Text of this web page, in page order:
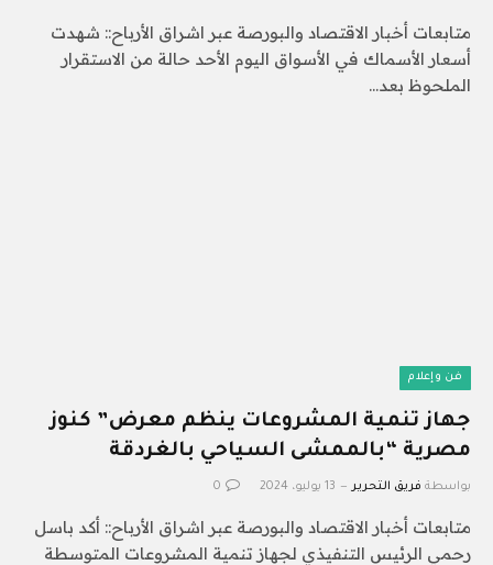
متابعات أخبار الاقتصاد والبورصة عبر اشراق الأرباح:: شهدت
أسعار الأسماك في الأسواق اليوم الأحد حالة من الاستقرار
الملحوظ بعد…
فن وإعلام
جهاز تنمية المشروعات ينظم معرض” كنوز
مصرية “بالممشى السياحي بالغردقة
بواسطة فريق التحرير 13 يوليو، 2024 0
متابعات أخبار الاقتصاد والبورصة عبر اشراق الأرباح:: أكد باسل
رحمي الرئيس التنفيذي لجهاز تنمية المشروعات المتوسطة